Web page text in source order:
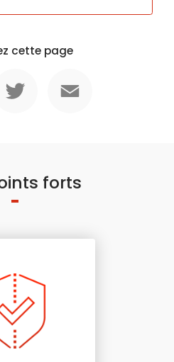
cette page
forts